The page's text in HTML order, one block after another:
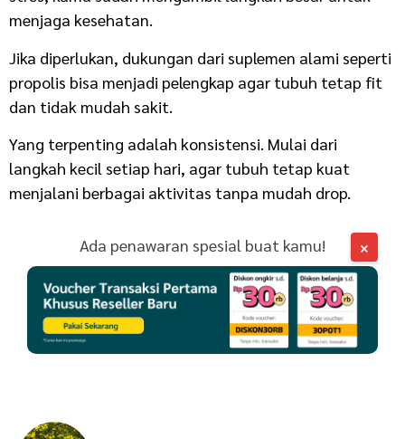
menjaga kesehatan.
Jika diperlukan, dukungan dari suplemen alami seperti
propolis bisa menjadi pelengkap agar tubuh tetap fit
dan tidak mudah sakit.
Yang terpenting adalah konsistensi. Mulai dari
langkah kecil setiap hari, agar tubuh tetap kuat
menjalani berbagai aktivitas tanpa mudah drop.
×
Ada penawaran spesial buat kamu!